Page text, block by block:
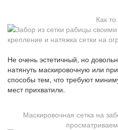
Как то
Не очень эстетичный, но
натянуть маскировочную или
способы тем, что требуют
мест прихватили.
Маскировочная сетка на